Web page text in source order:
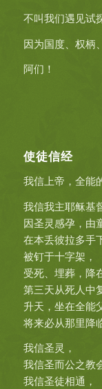
不叫我们遇见试
因为国度、权柄
阿们！
使徒信经
我信上帝，全能
我信我主耶稣基
因圣灵感孕，由
在本丢彼拉多手
被钉于十字架，
受死、埋葬，降
第三天从死人中
升天，坐在全能
将来必从那里降
我信圣灵，
我信圣而公之教
我信圣徒相通，